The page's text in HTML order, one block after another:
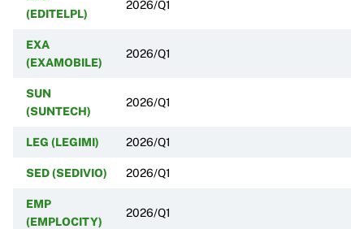
(EDITELPL)
2026/Q1
EXA
(EXAMOBILE)
2026/Q1
SUN
(SUNTECH)
2026/Q1
LEG (LEGIMI) 2026/Q1
SED (SEDIVIO) 2026/Q1
EMP
(EMPLOCITY)
2026/Q1